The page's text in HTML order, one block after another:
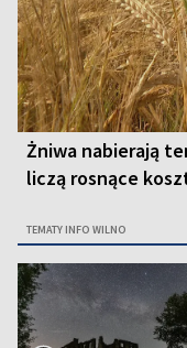
Żniwa nabierają
liczą rosnące
TEMATY INFO WILNO